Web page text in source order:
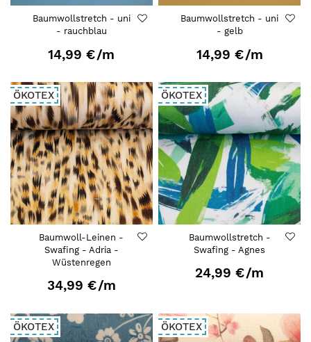
Baumwollstretch - uni
- rauchblau
14,99 €/m
Baumwollstretch - uni
- gelb
14,99 €/m
ÖKOTEX
Baumwoll-Leinen -
Swafing - Adria -
Wüstenregen
34,99 €/m
ÖKOTEX
Baumwollstretch -
Swafing - Agnes
24,99 €/m
ÖKOTEX ÖKOTEX